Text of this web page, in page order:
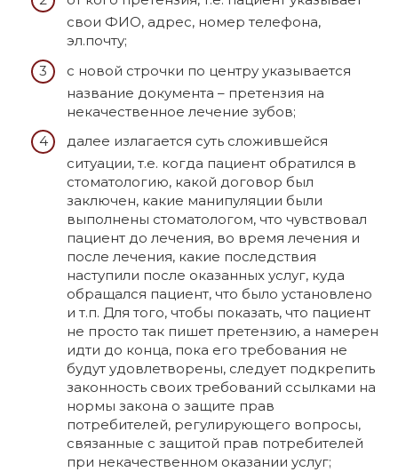
свои ФИО, адрес, номер телефона,
эл.почту;
с новой строчки по центру указывается
название документа – претензия на
некачественное лечение зубов;
далее излагается суть сложившейся
ситуации, т.е. когда пациент обратился в
стоматологию, какой договор был
заключен, какие манипуляции были
выполнены стоматологом, что чувствовал
пациент до лечения, во время лечения и
после лечения, какие последствия
наступили после оказанных услуг, куда
обращался пациент, что было установлено
и т.п. Для того, чтобы показать, что пациент
не просто так пишет претензию, а намерен
идти до конца, пока его требования не
будут удовлетворены, следует подкрепить
законность своих требований ссылками на
нормы закона о защите прав
потребителей, регулирующего вопросы,
связанные с защитой прав потребителей
при некачественном оказании услуг;